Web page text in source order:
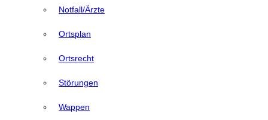
Notfall/Ärzte
Ortsplan
Ortsrecht
Störungen
Wappen